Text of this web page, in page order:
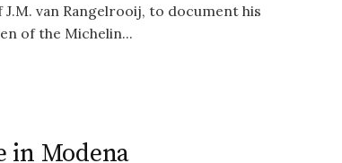
van Rangelrooij, to document his
of the Michelin...
in Modena